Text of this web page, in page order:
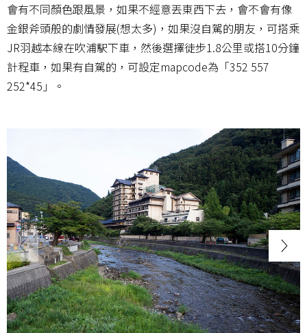
會有不同顏色跟風景，如果不經意丟東西下去，會不會有像
金銀斧頭般的劇情發展(想太多)，如果沒自駕的朋友，可搭乘
JR羽越本線在吹浦駅下車，然後選擇徒步1.8公里或搭10分鐘
計程車，如果有自駕的，可設定mapcode為「352 557
252*45」。